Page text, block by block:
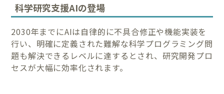
科学研究支援AIの登場
2030年までにAIは自律的に不具合修正や機能実装を
行い、明確に定義された難解な科学プログラミング問
題も解決できるレベルに達するとされ、研究開発プロ
セスが大幅に効率化されます。